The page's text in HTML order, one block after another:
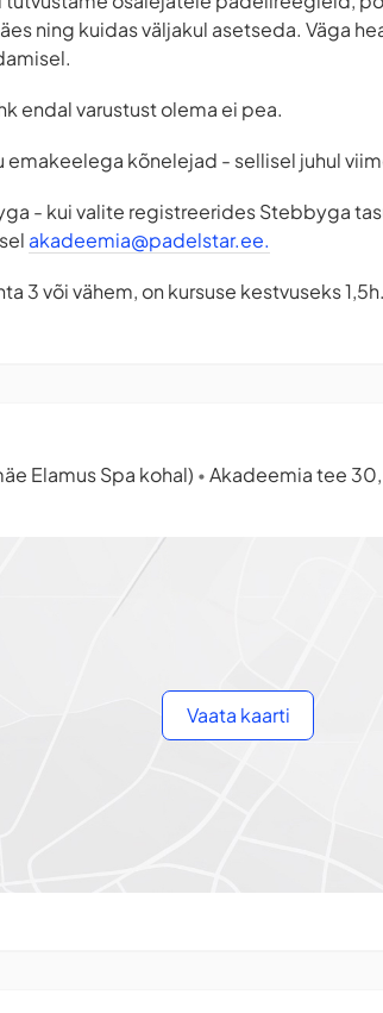
ning kuidas väljakul asetseda. Väga
endal varustust olema ei pea.
emakeelega kõnelejad - sellisel juhul
- kui valite registreerides Stebbyga
akadeemia@padelstar.ee.
3 või vähem, on kursuse kestvuseks 1,5h.
Elamus Spa kohal) • Akadeemia tee 30,
Vaata kaarti